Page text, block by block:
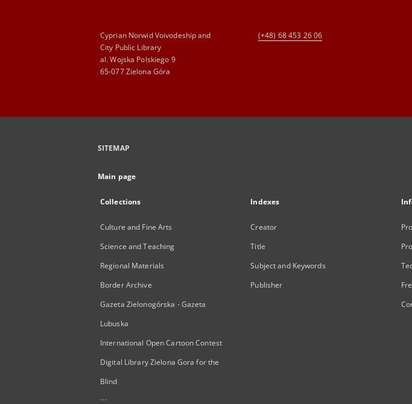
Cyprian Norwid Voivodeship and
City Public Library
al. Wojska Polskiego 9
65-077 Zielona Góra
(+48) 68 453 26 06
SITEMAP
Main page
Collections
Culture and Fine Arts
Science and Teaching
Regional Materials
Border Archive
Gazeta Zielonogórska - Gazeta
Lubuska
International Open Cartoon Contest
Digital Library Zielona Gora for the
Blind
...
Indexes
Creator
Title
Subject and Keywords
Publisher